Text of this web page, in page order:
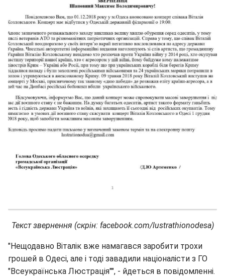
Текст звернення (скрін: facebook.com/lustrathionodesa)
"Нещодавно Віталік вже намагався заробити трохи
грошей в Одесі, але і тоді завадили націоналісти з ГО
"Всеукраїнська Люстрація"", - йдеться в повідомленні.